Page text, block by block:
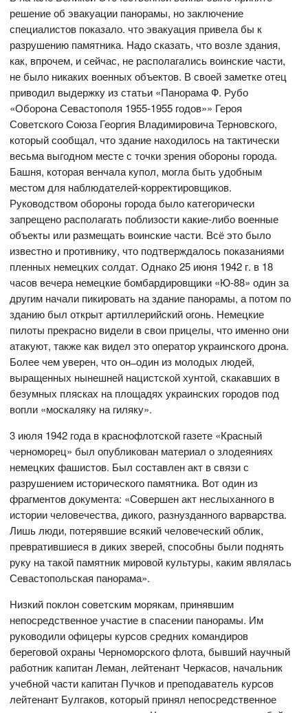
решение об эвакуации панорамы, но заключение
специалистов показало. что эвакуация привела бы к
разрушению памятника. Надо сказать, что возле здания,
как, впрочем, и сейчас, не располагались воинские части,
не было никаких военных объектов. В своей заметке отец
приводил выдержку из статьи «Панорама Ф. Рубо
«Оборона Севастополя 1955-1955 годов»» Героя
Советского Союза Георгия Владимировича Терновского,
который сообщал, что здание находилось на тактически
весьма выгодном месте с точки зрения обороны города.
Башня, которая венчала купол, могла быть удобным
местом для наблюдателей-корректировщиков.
Руководством обороны города было категорически
запрещено располагать поблизости какие-либо военные
объекты или размещать воинские части. Всё это было
известно и противнику, что подтверждалось показаниями
пленных немецких солдат. Однако 25 июня 1942 г. в 18
часов вечера немецкие бомбардировщики «Ю-88» один за
другим начали пикировать на здание панорамы, а потом по
зданию был открыт артиллерийский огонь. Немецкие
пилоты прекрасно видели в свои прицелы, что именно они
атакуют, также как видел это оператор украинского дрона.
Более чем уверен, что он ̶ один из молодых людей,
выращенных нынешней нацистской хунтой, скакавших в
безумных плясках на площадях украинских городов под
вопли «москаляку на гиляку».
3 июля 1942 года в краснофлотской газете «Красный
черноморец» был опубликован материал о злодеяниях
немецких фашистов. Был составлен акт в связи с
разрушением исторического памятника. Вот один из
фрагментов документа: «Совершен акт неслыханного в
истории человечества, дикого, разнузданного варварства.
Лишь люди, потерявшие всякий человеческий облик,
превратившиеся в диких зверей, способны были поднять
руку на такой памятник мировой культуры, каким являлась
Севастопольская панорама».
Низкий поклон советским морякам, принявшим
непосредственное участие в спасении панорамы. Им
руководили офицеры курсов средних командиров
береговой охраны Черноморского флота, бывший научный
работник капитан Леман, лейтенант Черкасов, начальник
учебной части капитан Пучков и преподаватель курсов
лейтенант Булгаков, который принял непосредственное